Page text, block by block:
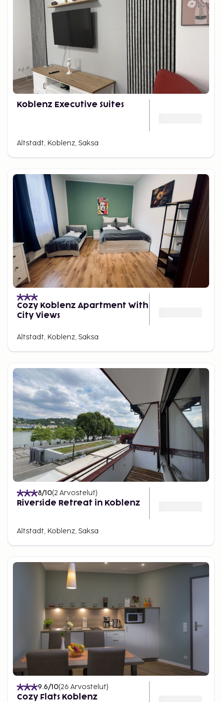
Koblenz Executive Suites
Altstadt, Koblenz, Saksa
Cozy Koblenz Apartment With
City Views
Altstadt, Koblenz, Saksa
8/10(2 Arvostelut)
Riverside Retreat in Koblenz
Altstadt, Koblenz, Saksa
9.6/10(26 Arvostelut)
Cozy Flats Koblenz